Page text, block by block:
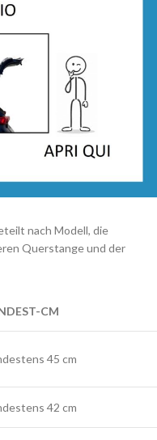
nach Modell, die
Querstange und der
CM
45 cm
42 cm